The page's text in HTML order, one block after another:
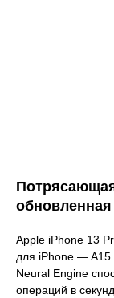
Apple iPhone 13
для iPhone — A15
Neural Engine
операций в